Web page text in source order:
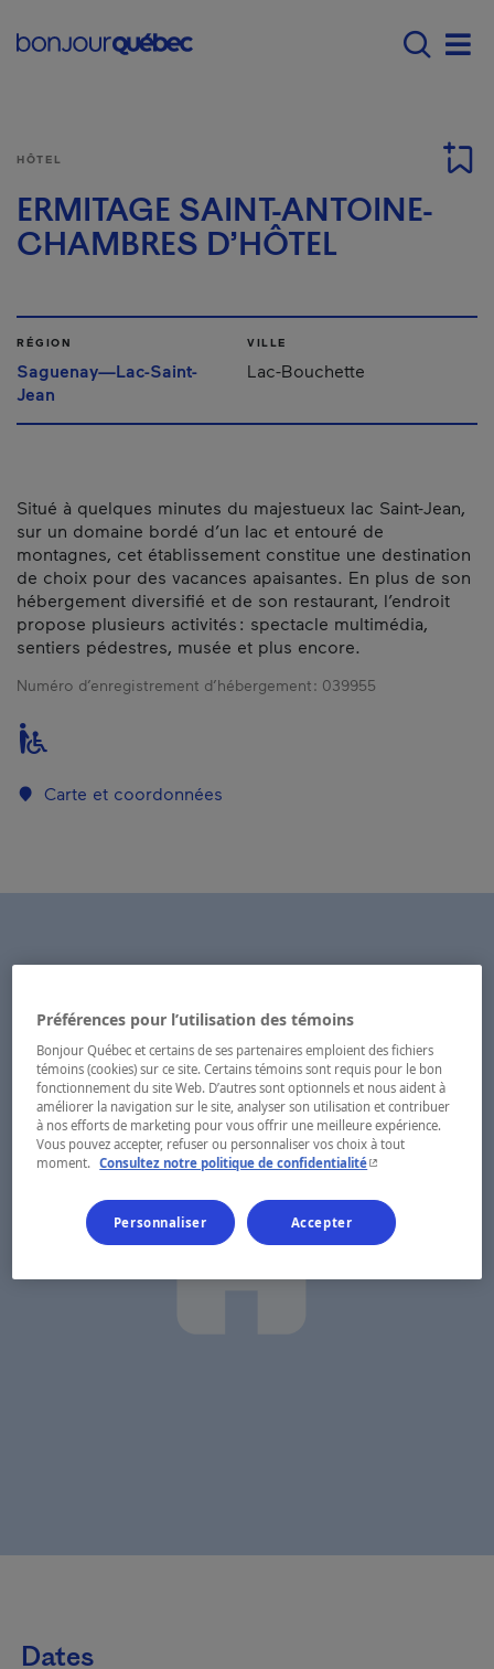
Main navigation -
HÔTEL
ERMITAGE SAINT-ANTOINE-
CHAMBRES D’HÔTEL
RÉGION
Saguenay—Lac-Saint-
Jean
VILLE
Lac-Bouchette
Situé à quelques minutes du majestueux lac Saint-Jean,
sur un domaine bordé d’un lac et entouré de
montagnes, cet établissement constitue une destination
de choix pour des vacances apaisantes. En plus de son
hébergement diversifié et de son restaurant, l’endroit
propose plusieurs activités : spectacle multimédia,
sentiers pédestres, musée et plus encore.
Numéro d’enregistrement d’hébergement : 039955
Carte et coordonnées
Dates
Préférences pour l’utilisation des témoins
Bonjour Québec et certains de ses partenaires emploient des fichiers
témoins (cookies) sur ce site. Certains témoins sont requis pour le bon
fonctionnement du site Web. D’autres sont optionnels et nous aident à
améliorer la navigation sur le site, analyser son utilisation et contribuer
à nos efforts de marketing pour vous offrir une meilleure expérience.
Vous pouvez accepter, refuser ou personnaliser vos choix à tout
moment. Consultez notre politique de confidentialité- Cet hyperlien
Personnaliser Accepter